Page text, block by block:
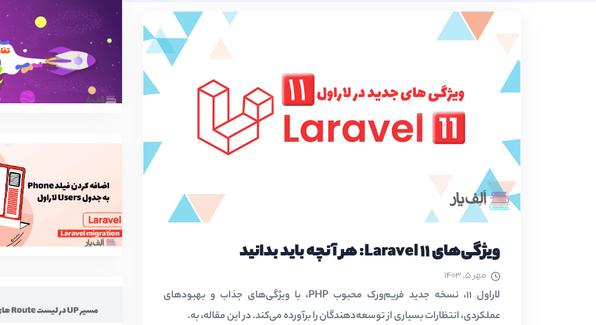
ویژگی‌های Laravel 11: هر آنچه باید بدانید
مهر ۵, ۱۴۰۳
لاراول ۱۱، نسخه جدید فریم‌ورک محبوب PHP، با ویژگی‌های جذاب و بهبودهای
عملکردی، انتظارات بسیاری از توسعه‌دهندگان را برآورده می‌کند. در این مقاله، به.